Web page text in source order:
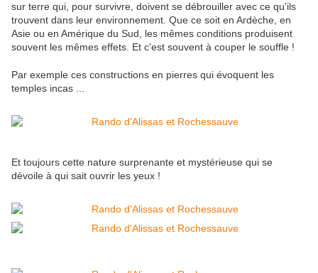
sur terre qui, pour survivre, doivent se débrouiller avec ce qu'ils
trouvent dans leur environnement. Que ce soit en Ardèche, en
Asie ou en Amérique du Sud, les mêmes conditions produisent
souvent les mêmes effets. Et c'est souvent à couper le souffle !
Par exemple ces constructions en pierres qui évoquent les
temples incas ...
Et toujours cette nature surprenante et mystérieuse qui se
dévoile à qui sait ouvrir les yeux !